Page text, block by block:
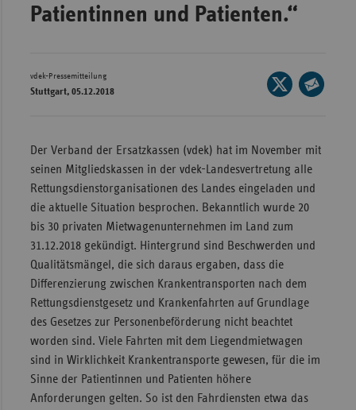
Patientinnen und Patienten.“
vdek-Pressemitteilung
Stuttgart, 05.12.2018
Seite
auf
E-
teilen
Der Verband der Ersatzkassen (vdek) hat im November mit
seinen Mitgliedskassen in der vdek-Landesvertretung alle
Rettungsdienstorganisationen des Landes eingeladen und
die aktuelle Situation besprochen. Bekanntlich wurde 20
bis 30 privaten Mietwagenunternehmen im Land zum
31.12.2018 gekündigt. Hintergrund sind Beschwerden und
Qualitätsmängel, die sich daraus ergaben, dass die
Differenzierung zwischen Krankentransporten nach dem
Rettungsdienstgesetz und Krankenfahrten auf Grundlage
des Gesetzes zur Personenbeförderung nicht beachtet
worden sind. Viele Fahrten mit dem Liegendmietwagen
sind in Wirklichkeit Krankentransporte gewesen, für die im
Sinne der Patientinnen und Patienten höhere
Anforderungen gelten. So ist den Fahrdiensten etwa das